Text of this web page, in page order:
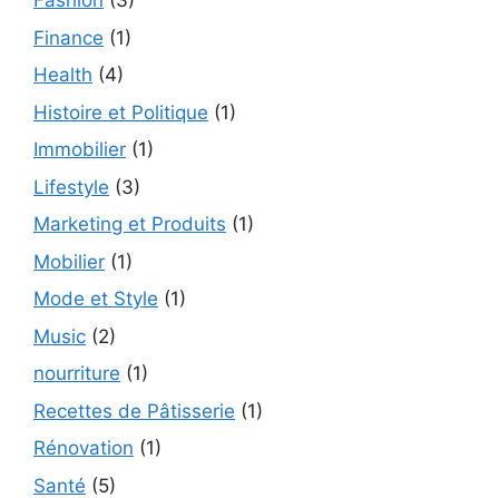
Finance (1)
Health (4)
Histoire et Politique (1)
Immobilier (1)
Lifestyle (3)
Marketing et Produits (1)
Mobilier (1)
Mode et Style (1)
Music (2)
nourriture (1)
Recettes de Pâtisserie (1)
Rénovation (1)
Santé (5)